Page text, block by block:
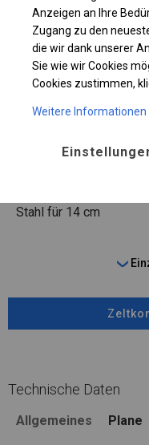
KONSTRUKTION
WINTER
Stahl ca.fi 50 mm
Stahl für 14 cm
Technische Daten
Allgemeines Plane
Anzeigen an Ihre
Zugang zu den
die wir dank unserer
Sie wie wir Cookies
Cookies zustimmen,
Weitere Informationen